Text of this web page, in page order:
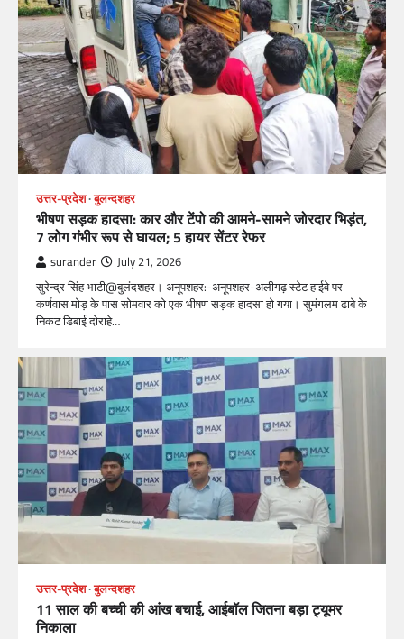
उत्तर-प्रदेश बुलन्दशहर
भीषण सड़क हादसा: कार और टेंपो की आमने-सामने जोरदार भिड़ंत,
7 लोग गंभीर रूप से घायल; 5 हायर सेंटर रेफर​
surander July 21, 2026
सुरेन्द्र सिंह भाटी@बुलंदशहर। अनूपशहर:-अनूपशहर-अलीगढ़ स्टेट हाईवे पर
कर्णवास मोड़ के पास सोमवार को एक भीषण सड़क हादसा हो गया। सुमंगलम ढाबे के
निकट डिबाई दोराहे…
उत्तर-प्रदेश बुलन्दशहर
11 साल की बच्ची की आंख बचाई, आईबॉल जितना बड़ा ट्यूमर
निकाला